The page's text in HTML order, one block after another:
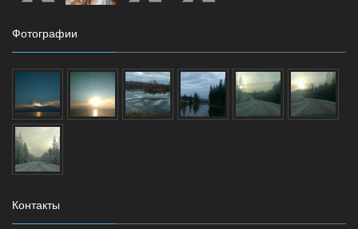
Фотографии
Контакты